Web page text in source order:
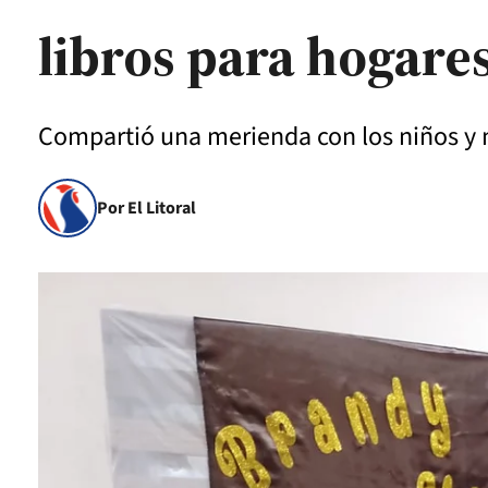
libros para
Compartió una merienda con los niños
Por El Litoral